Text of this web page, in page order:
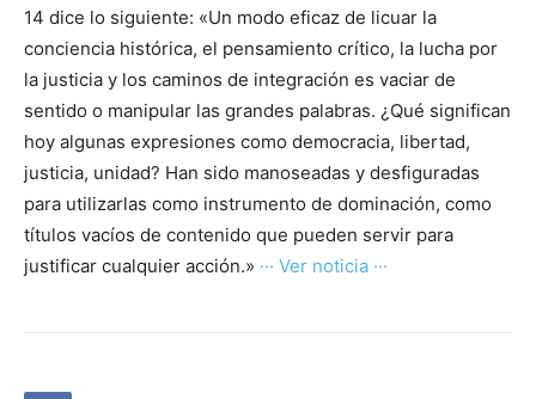
14 dice lo siguiente: «Un modo eficaz de licuar la
conciencia histórica, el pensamiento crítico, la lucha por
la justicia y los caminos de integración es vaciar de
sentido o manipular las grandes palabras. ¿Qué significan
hoy algunas expresiones como democracia, libertad,
justicia, unidad? Han sido manoseadas y desfiguradas
para utilizarlas como instrumento de dominación, como
títulos vacíos de contenido que pueden servir para
justificar cualquier acción.» ··· Ver noticia ···